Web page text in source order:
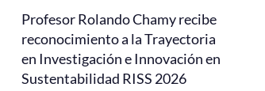
Profesor Rolando Chamy recibe
reconocimiento a la Trayectoria
en Investigación e Innovación en
Sustentabilidad RISS 2026